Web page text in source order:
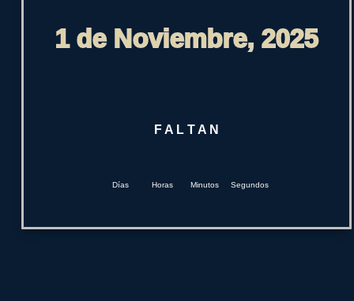
1 de Noviembre, 2025
F A L T A N
Días Horas Minutos Segundos